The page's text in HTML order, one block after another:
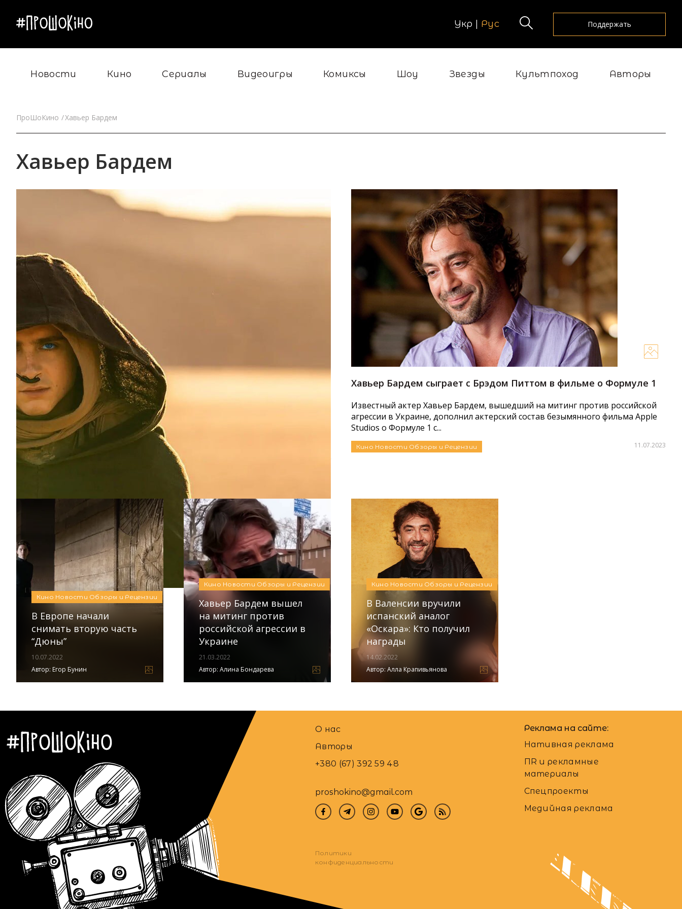
Укр Рус Поддержать
Новости Кино Сериалы Видеоигры Комиксы Шоу Звезды Культпоход Авторы
ПроШоКино Хавьер Бардем
Хавьер Бардем
КиноНовости
«Если можешь разрушить — значит владеешь»: Рецензия на
фильм «Дюна 2»
В украинский прокат вышло продолжение адаптации научно-
фантастического романа Фрэнка Герберта — «Дюна: Часть вторая». События
продолжения происходят сразу после окончания первого фильма. Пол...
Кино Новости Обзоры и Рецензии
Хавьер Бардем сыграет с Брэдом Питтом в фильме о Формуле 1
Известный актер Хавьер Бардем, вышедший на митинг против российской
агрессии в Украине, дополнил актерский состав безымянного фильма Apple
Studios о Формуле 1 с...
11.07.2023
Кино Новости Обзоры и Рецензии
В Европе начали
снимать вторую часть
“Дюны”
10.07.2022
Автор: Егор Бунин
Кино Новости Обзоры и Рецензии
Хавьер Бардем вышел
на митинг против
российской агрессии в
Украине
21.03.2022
Автор: Алина Бондарева
Кино Новости Обзоры и Рецензии
В Валенсии вручили
испанский аналог
«Оскара»: Кто получил
награды
14.02.2022
Автор: Алла Крапивьянова
О нас
Авторы
+380 (67) 392 59 48
proshokino@gmail.com
Реклама на сайте:
Нативная реклама
ПR и рекламные
материалы
Спецпроекты
Медийная реклама
Политики
конфиденциальности